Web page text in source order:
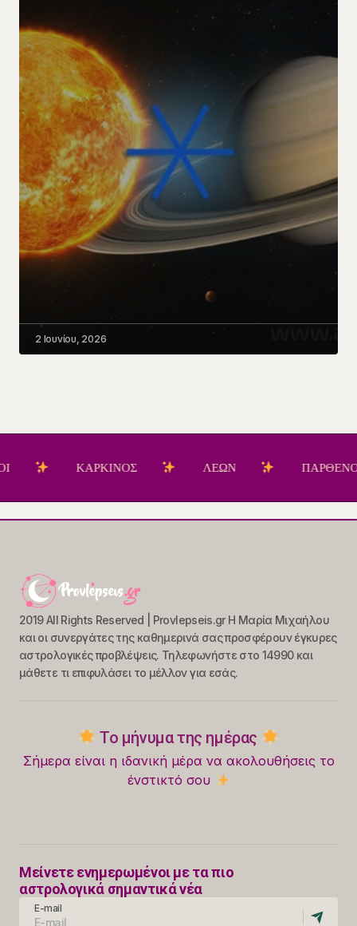
2 Ιουνίου, 2026
ΚΑΡΚΙΝΟΣ ΛΕΩΝ ΠΑΡΘΕΝΟΣ
2019 All Rights Reserved | Provlepseis.gr Η Μαρία Μιχαήλου
και οι συνεργάτες της καθημερινά σας προσφέρουν έγκυρες
αστρολογικές προβλέψεις. Τηλεφωνήστε στο 14990 και
μάθετε τι επιφυλάσει το μέλλον για εσάς.
Το μήνυμα της ημέρας
Σήμερα είναι η ιδανική μέρα να ακολουθήσεις το
ένστικτό σου
Μείνετε ενημερωμένοι με τα πιο
αστρολογικά σημαντικά νέα
E-mail